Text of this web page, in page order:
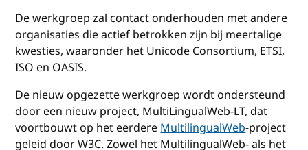
De werkgroep zal contact onderhouden met andere
organisaties die actief betrokken zijn bij meertalige
kwesties, waaronder het Unicode Consortium, ETSI,
ISO en OASIS.
De nieuw opgezette werkgroep wordt ondersteund
door een nieuw project, MultiLingualWeb-LT, dat
voortbouwt op het eerdereMultilingualWeb-project
geleid door W3C. Zowel het MultilingualWeb- als het